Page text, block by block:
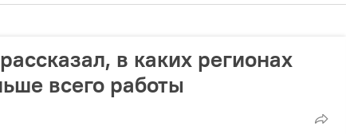
в каких регионах
всего работы